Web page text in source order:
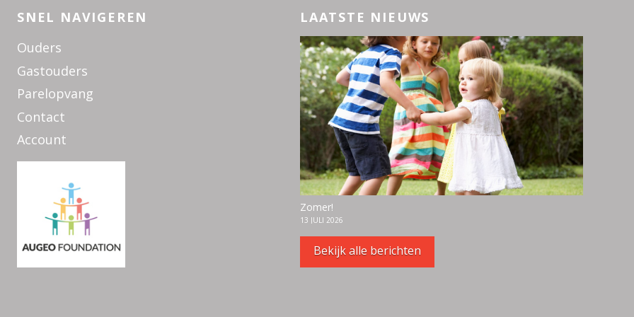
SNEL NAVIGEREN
Ouders
Gastouders
Parelopvang
Contact
Account
LAATSTE NIEUWS
Zomer!
13 JULI 2026
Bekijk alle berichten